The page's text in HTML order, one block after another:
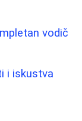
vodič
i iskustva